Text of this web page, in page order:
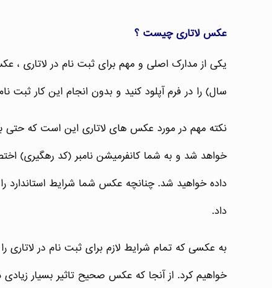
عکس لاتاری چیست ؟
سال) را در فرم آپلود کنید و بدون انجام این کار ثبت
نکته مهم در مورد عکس های لاتاری این است که حتی
خواهد شد و به شما کانفرمیشن نامبر (کد رهگیری)
داده خواهید شد. چنانچه عکس شما شرایط استاندارد
داد.
به عکسی که تمام شرایط لازم برای ثبت نام در لاتاری
خواهیم کرد. از آنجا که عکس صحیح تاثیر بسیار زیادی